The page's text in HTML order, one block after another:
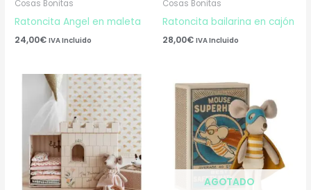
Cosas Bonitas
Ratoncita Angel en maleta
24,00€ IVA Incluido
Cosas Bonitas
Ratoncita bailarina en cajón
28,00€ IVA Incluido
AGOTADO